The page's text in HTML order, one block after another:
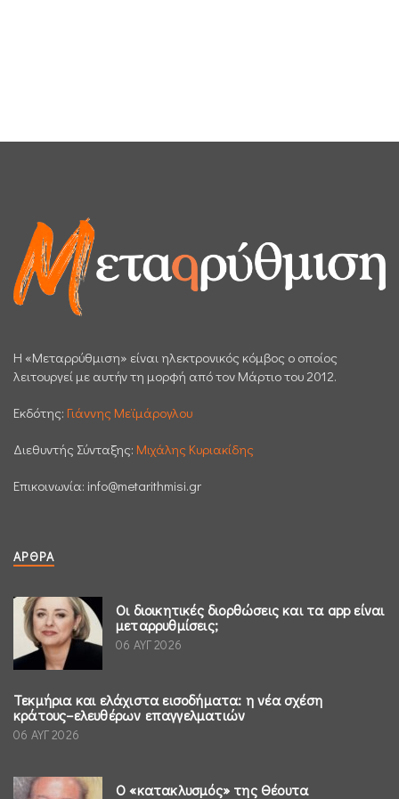
H «Μεταρρύθμιση» είναι ηλεκτρονικός κόμβος ο οποίος
λειτουργεί με αυτήν τη μορφή από τον Μάρτιο του 2012.
Εκδότης: Γιάννης Μεϊμάρογλου
Διεθυντής Σύνταξης: Μιχάλης Κυριακίδης
Επικοινωνία: info@metarithmisi.gr
ΆΡΘΡΑ
Οι διοικητικές διορθώσεις και τα app είναι
μεταρρυθμίσεις;
06 ΑΥΓ 2026
Τεκμήρια και ελάχιστα εισοδήματα: η νέα σχέση
κράτους–ελευθέρων επαγγελματιών
06 ΑΥΓ 2026
Ο «κατακλυσμός» της Θέουτα